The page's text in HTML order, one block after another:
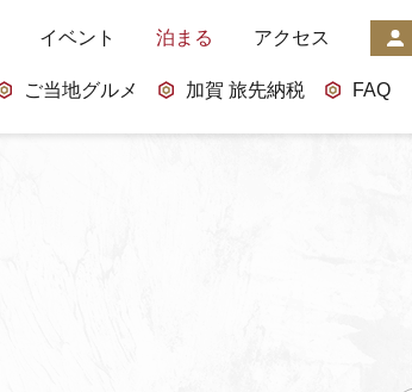
イベント 泊まる アクセス
ご当地グルメ 加賀 旅先納税 FAQ